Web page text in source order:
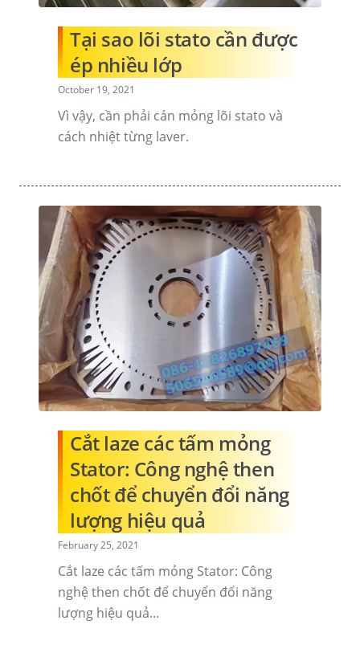
Tại sao lõi stato cần được
ép nhiều lớp
October 19, 2021
Vì vậy, cần phải cán mỏng lõi stato và
cách nhiệt từng laver.
Cắt laze các tấm mỏng
Stator: Công nghệ then
chốt để chuyển đổi năng
lượng hiệu quả
February 25, 2021
Cắt laze các tấm mỏng Stator: Công
nghệ then chốt để chuyển đổi năng
lượng hiệu quả...